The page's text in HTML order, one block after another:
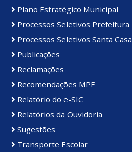
Plano Estratégico Municipal
Processos Seletivos Prefeitura
Processos Seletivos Santa Casa
Publicações
Reclamações
Recomendações MPE
Relatório do e-SIC
Relatórios da Ouvidoria
Sugestões
Transporte Escolar